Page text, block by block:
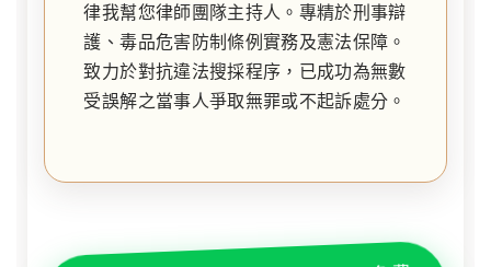
律我幫您律師團隊主持人。專精於刑事辯
護、毒品危害防制條例實務及憲法保障。
致力於對抗違法搜採程序，已成功為無數
受誤解之當事人爭取無罪或不起訴處分。